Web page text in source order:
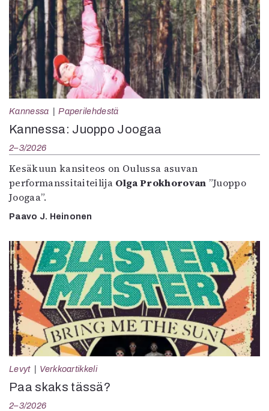
Kannessa Paperilehdestä
Kannessa: Juoppo Joogaa
2–3/2026
Kesäkuun kansiteos on Oulussa asuvan
performanssitaiteilija Olga Prokhorovan ”Juoppo
Joogaa”.
Paavo J. Heinonen
Levyt Verkkoartikkeli
Paa skaks tässä?
2–3/2026